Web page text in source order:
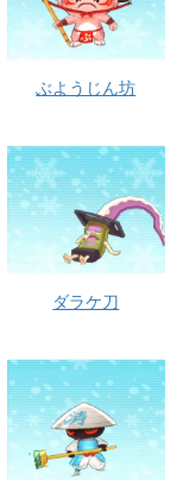
ぶようじん坊
ダラケ刀